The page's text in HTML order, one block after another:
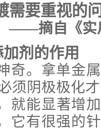
需要重视的
——摘自《实
剂的作用
奇。拿单金
须阴极极化
就能显著增
它有很强的